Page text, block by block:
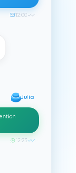
12:00✓✓
Julia
12:23✓✓